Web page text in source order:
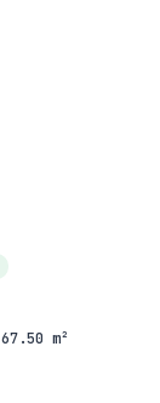
67.50 m²